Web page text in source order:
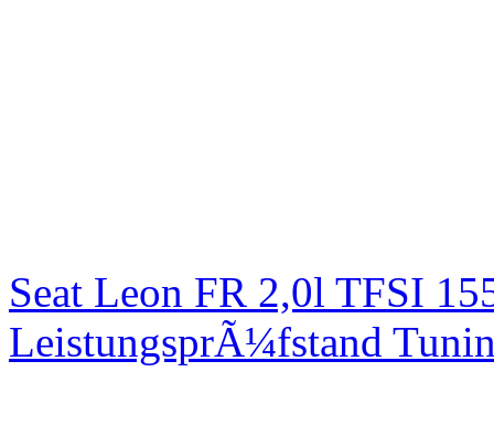
Seat Leon FR 2,0l TFSI
LeistungsprÃ¼fstand